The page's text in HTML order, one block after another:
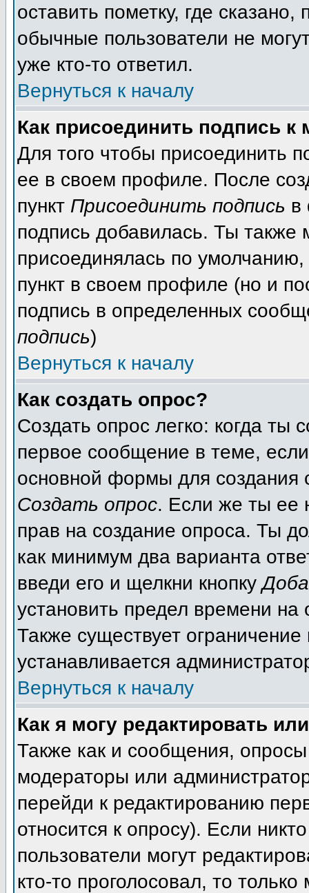
оставить пометку, где
обычные пользователи не
уже кто-то ответил.
Вернуться к началу
Как присоединить подпись
Для того чтобы присоединить
ее в своем профиле. После
пункт Присоединить подпись в
подпись добавилась. Ты
присоединялась по
пункт в своем профиле (но и
подпись в определенных
подпись)
Вернуться к началу
Как создать опрос?
Создать опрос легко: когда ты
первое сообщение в теме,
основной формы для
Создать опрос. Если же ты ее
прав на создание опроса. Ты
как минимум два варианта
введи его и щелкни кнопку
установить предел времени на
Также существует
устанавливается
Вернуться к началу
Как я могу редактировать
Также как и сообщения, опросы
модераторы или
перейди к редактированию
относится к опросу). Если
пользователи могут
кто-то проголосовал, то